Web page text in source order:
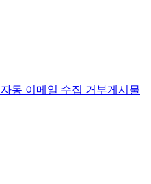
자동 이메일 수집 거부게시물